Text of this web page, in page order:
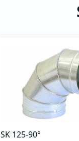
SK 125-90°